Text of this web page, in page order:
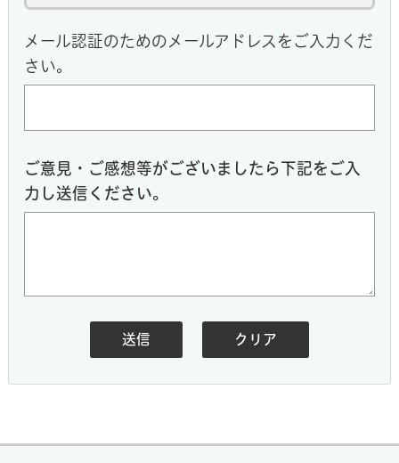
メール認証のためのメールアドレスをご入力くだ
さい。
ご意見・ご感想等がございましたら下記をご入
力し送信ください。